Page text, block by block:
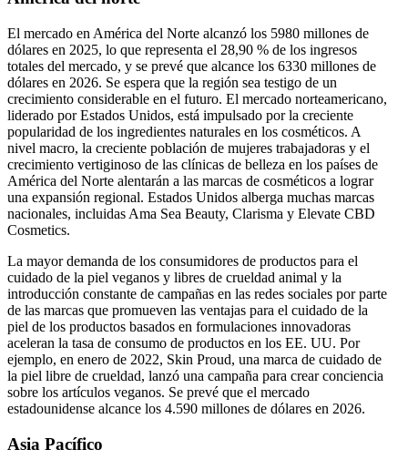
El mercado en América del Norte alcanzó los 5980 millones de
dólares en 2025, lo que representa el 28,90 % de los ingresos
totales del mercado, y se prevé que alcance los 6330 millones de
dólares en 2026. Se espera que la región sea testigo de un
crecimiento considerable en el futuro. El mercado norteamericano,
liderado por Estados Unidos, está impulsado por la creciente
popularidad de los ingredientes naturales en los cosméticos. A
nivel macro, la creciente población de mujeres trabajadoras y el
crecimiento vertiginoso de las clínicas de belleza en los países de
América del Norte alentarán a las marcas de cosméticos a lograr
una expansión regional. Estados Unidos alberga muchas marcas
nacionales, incluidas Ama Sea Beauty, Clarisma y Elevate CBD
Cosmetics.
La mayor demanda de los consumidores de productos para el
cuidado de la piel veganos y libres de crueldad animal y la
introducción constante de campañas en las redes sociales por parte
de las marcas que promueven las ventajas para el cuidado de la
piel de los productos basados ​​en formulaciones innovadoras
aceleran la tasa de consumo de productos en los EE. UU. Por
ejemplo, en enero de 2022, Skin Proud, una marca de cuidado de
la piel libre de crueldad, lanzó una campaña para crear conciencia
sobre los artículos veganos. Se prevé que el mercado
estadounidense alcance los 4.590 millones de dólares en 2026.
Asia Pacífico